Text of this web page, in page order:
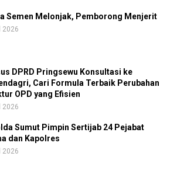
Semen Melonjak, Pemborong Menjerit
2026
DPRD Pringsewu Konsultasi ke
Cari Formula Terbaik Perubahan
OPD yang Efisien
2026
Sumut Pimpin Sertijab 24 Pejabat
dan Kapolres
2026